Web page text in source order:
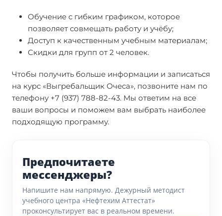
Обучение с гибким графиком, которое
позволяет совмещать работу и учёбу;
Доступ к качественным учебным материалам;
Скидки для групп от 2 человек.
Чтобы получить больше информации и записаться
на курс «Выгребальщик Очеса», позвоните нам по
телефону +7 (937) 788-82-43. Мы ответим на все
ваши вопросы и поможем вам выбрать наиболее
подходящую программу.
Предпочитаете
мессенджеры?
Напишите нам напрямую. Дежурный методист
учебного центра «Нефтехим Аттестат»
проконсультирует вас в реальном времени.